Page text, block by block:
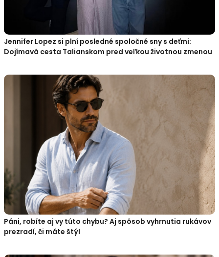
Jennifer Lopez si plní posledné spoločné sny s deťmi:
Dojímavá cesta Talianskom pred veľkou životnou zmenou
Páni, robíte aj vy túto chybu? Aj spôsob vyhrnutia rukávov
prezradí, či máte štýl